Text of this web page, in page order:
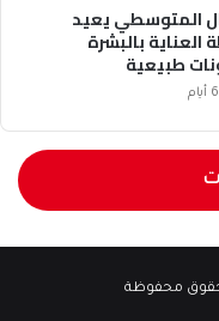
المتوسطي يعيد
العناية بالبشرة
طبيعية